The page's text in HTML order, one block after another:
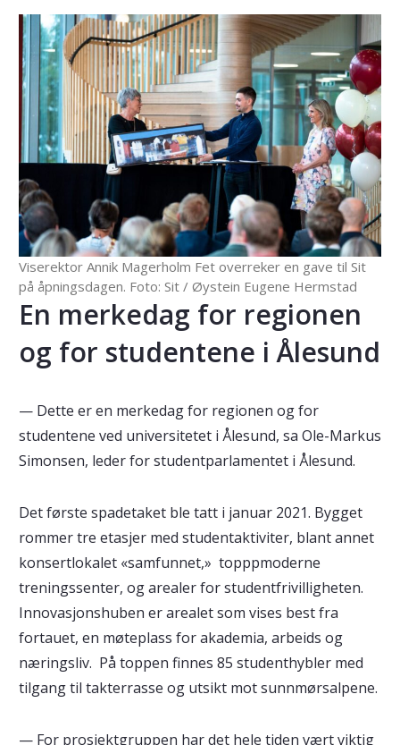
Viserektor Annik Magerholm Fet overreker en gave til Sit
på åpningsdagen. Foto: Sit / Øystein Eugene Hermstad
En merkedag for regionen
og for studentene i Ålesund
— Dette er en merkedag for regionen og for
studentene ved universitetet i Ålesund, sa Ole-Markus
Simonsen, leder for studentparlamentet i Ålesund.
Det første spadetaket ble tatt i januar 2021. Bygget
rommer tre etasjer med studentaktiviter, blant annet
konsertlokalet «samfunnet,» topppmoderne
treningssenter, og arealer for studentfrivilligheten.
Innovasjonshuben er arealet som vises best fra
fortauet, en møteplass for akademia, arbeids og
næringsliv. På toppen finnes 85 studenthybler med
tilgang til takterrasse og utsikt mot sunnmørsalpene.
— For prosjektgruppen har det hele tiden vært viktig